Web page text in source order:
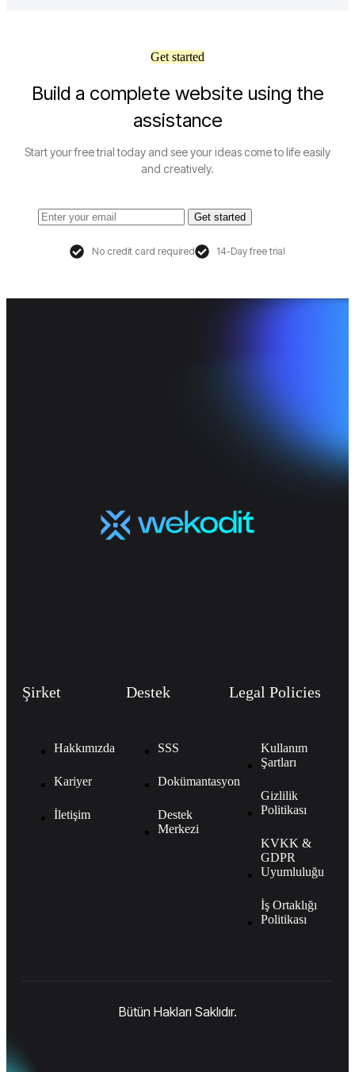
Get started
Build a complete website using the
assistance
Start your free trial today and see your ideas come to life easily
and creatively.
Get started
No credit card required 14-Day free trial
Şirket
Hakkımızda
Kariyer
İletişim
Destek
SSS
Dokümantasyon
Destek
Merkezi
Legal Policies
Kullanım
Şartları
Gizlilik
Politikası
KVKK &
GDPR
Uyumluluğu
İş Ortaklığı
Politikası
Bütün Hakları Saklıdır.